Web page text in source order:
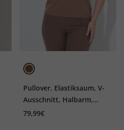
Pullover, Elastiksaum, V-
Ausschnitt, Halbarm,
Glitter
79,99€